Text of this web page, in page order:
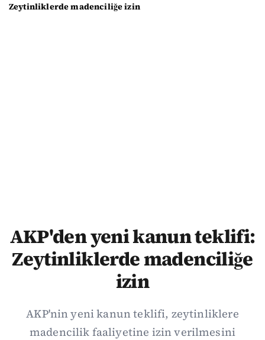
Zeytinliklerde madenciliğe izin
AKP'den yeni kanun teklifi:
Zeytinliklerde madenciliğe
izin
AKP'nin yeni kanun teklifi, zeytinliklere
madencilik faaliyetine izin verilmesini